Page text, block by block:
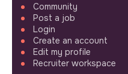
Community
Post a job
Login
Create an account
Edit my profile
Recruiter workspace